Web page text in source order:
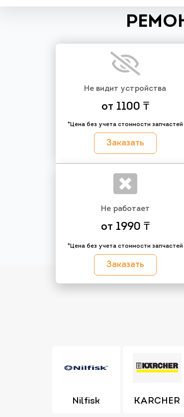
Не видит устройства
от 1100 ₸
*Цена без учета стоимости запчастей
Заказать
Не работает
от 1990 ₸
*Цена без учета стоимости запчастей
Заказать
Nilfisk KARCHER